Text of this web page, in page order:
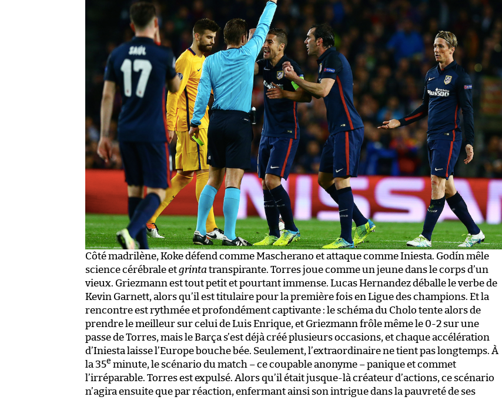
Côté madrilène, Koke défend comme Mascherano et attaque comme Iniesta. Godín mêle
science cérébrale etgrinta transpirante. Torres joue comme un jeune dans le corps d’un
vieux. Griezmann est tout petit et pourtant immense. Lucas Hernandez déballe le verbe de
Kevin Garnett, alors qu’il est titulaire pour la première fois en Ligue des champions. Et la
rencontre est rythmée et profondément captivante : le schéma du Cholo tente alors de
prendre le meilleur sur celui de Luis Enrique, et Griezmann frôle même le 0-2 sur une
passe de Torres, mais le Barça s’est déjà créé plusieurs occasions, et chaque accélération
d’Iniesta laisse l’Europe bouche bée. Seulement, l’extraordinaire ne tient pas longtemps. À
la 35e minute, le scénario du match – ce coupable anonyme – panique et commet
l’irréparable. Torres est expulsé. Alors qu’il était jusque-là créateur d’actions, ce scénario
n’agira ensuite que par réaction, enfermant ainsi son intrigue dans la pauvreté de ses